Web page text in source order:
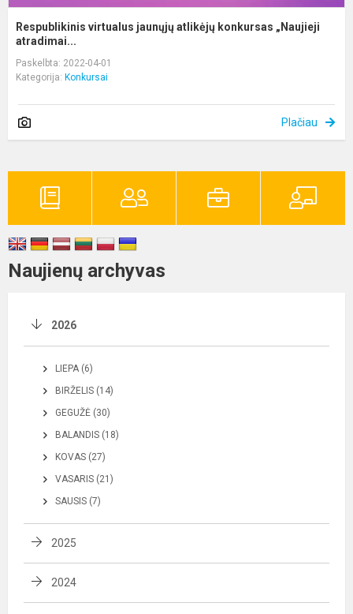
Respublikinis virtualus jaunųjų atlikėjų konkursas „Naujieji
atradimai...
Paskelbta: 2022-04-01
Kategorija: Konkursai
Plačiau
Naujienų archyvas
2026
LIEPA (6)
BIRŽELIS (14)
GEGUŽĖ (30)
BALANDIS (18)
KOVAS (27)
VASARIS (21)
SAUSIS (7)
2025
2024